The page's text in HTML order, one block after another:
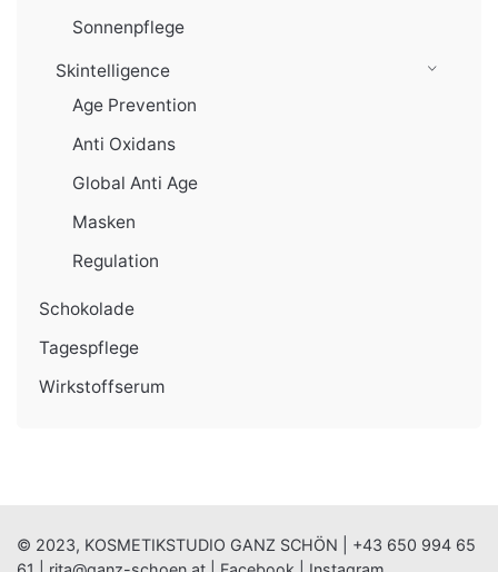
Sonnenpflege
Skintelligence
Age Prevention
Anti Oxidans
Global Anti Age
Masken
Regulation
Schokolade
Tagespflege
Wirkstoffserum
© 2023, KOSMETIKSTUDIO GANZ SCHÖN | +43 650 994 65